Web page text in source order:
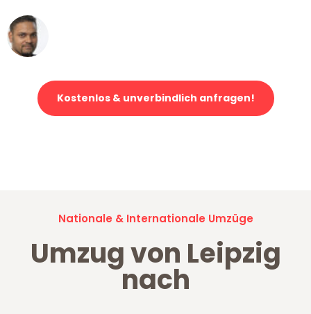
Kostenlos & unverbindlich anfragen!
Nationale & Internationale Umzüge
Umzug von Leipzig
nach